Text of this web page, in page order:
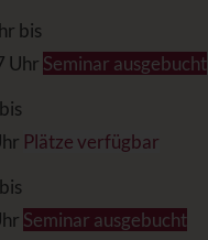
bis
Uhr Seminar ausgebucht
Plätze verfügbar
Seminar ausgebucht